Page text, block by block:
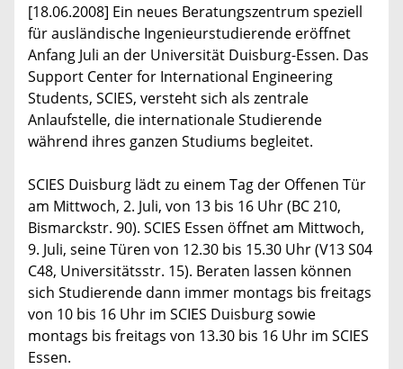
[18.06.2008] Ein neues Beratungszentrum speziell
für ausländische Ingenieurstudierende eröffnet
Anfang Juli an der Universität Duisburg-Essen. Das
Support Center for International Engineering
Students, SCIES, versteht sich als zentrale
Anlaufstelle, die internationale Studierende
während ihres ganzen Studiums begleitet.
SCIES Duisburg lädt zu einem Tag der Offenen Tür
am Mittwoch, 2. Juli, von 13 bis 16 Uhr (BC 210,
Bismarckstr. 90). SCIES Essen öffnet am Mittwoch,
9. Juli, seine Türen von 12.30 bis 15.30 Uhr (V13 S04
C48, Universitätsstr. 15). Beraten lassen können
sich Studierende dann immer montags bis freitags
von 10 bis 16 Uhr im SCIES Duisburg sowie
montags bis freitags von 13.30 bis 16 Uhr im SCIES
Essen.